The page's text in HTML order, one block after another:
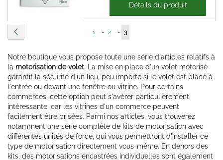
117,72 €
Détails du produit
Page
1 - Page
2 - Vous
actuellement
la
page
3
Notre boutique vous propose toute une série d'articles relatifs à
la motorisation de volet. La mise en place d'un volet motorisé
garantit la sécurité d'un lieu, peu importe si le volet est placé à
l'entrée ou devant une fenêtre ou vitrine. Pour certains
commerces, cette option peut s'avérer particulièrement
intéressante, car les vitrines d'un commerce peuvent
facilement être brisées. Parmi nos articles, vous trouverez
notamment une série complète de kits de motorisation avec
différentes unités de force, qui vous permettront d'installer ce
type de motorisation directement vous-même. En dehors des
kits, des motorisations encastrées individuelles sont également